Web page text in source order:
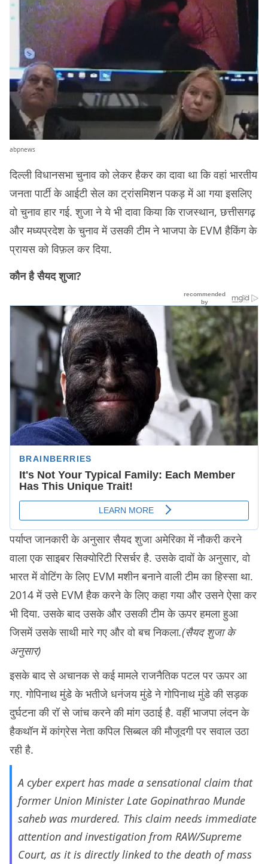
abpnews
दिल्ली विधानसभा चुनाव को लेकर हैकर का दावा था कि वहां भारतीय
जनता पार्टी के आईटी सेल का ट्रांसमिशन पकड़ में आ गया इसलिए
वो चुनाव हार गई. शुजा ने ये भी दावा किया कि राजस्थान, छत्तीसगढ़
और मध्यप्रदेश के चुनाव में उसकी टीम ने भाजपा के EVM हैकिंग के
प्रायस को विफ़ल कर दिया.
कौन है सैयद शुजा?
पर्याप्त जानकारी के अनुसार सैयद शुजा अमेरिका में नौकरी करने
वाला एक साइबर सिक्योरिटी रिसर्चर है. उसके दावों के अनुसार, वो
भारत में वोटिंग के लिए EVM मशीन बनाने वाली टीम का हिस्सा था.
2014 में उसे EVM हैक करने के लिए कहा गया और उसने ऐसा कर
भी दिया. उसके बाद उसके और उसकी टीम के ऊपर हमला हुआ
जिसमें उसके साथी मारे गए और वो बच निकला.(सैयद शुजा के
अनुसार)
इसके बाद से अचानक से कई मामले राजनैतिक पटल पर ऊपर आ
गए. गोपिनाथ मुंडे के भतीजे धनंजय मुंडे ने गोपिनाथ मुंडे की सड़क
दुर्घटना की रॉ से जांच करने की मांग उठाई है. वहीं भाजपा लंदन के
हैकथॉन में कांग्रेस नेता कपिल सिब्बल की मौजूदगी पर सवाल उठा
रही है.
A cyber expert has made a sensational claim that
former Union Minister Late Gopinathrao Munde
saheb was murdered. This claim needs immediate
attention and investigation from RAW/Supreme
Court, as it is directly linked to the death of mass